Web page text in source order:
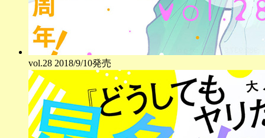
vol.28 2018/9/10発売